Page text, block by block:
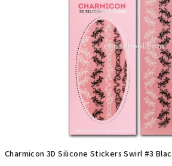
Charmicon 3D Silicone Stickers Swirl #3
hvězdiček.